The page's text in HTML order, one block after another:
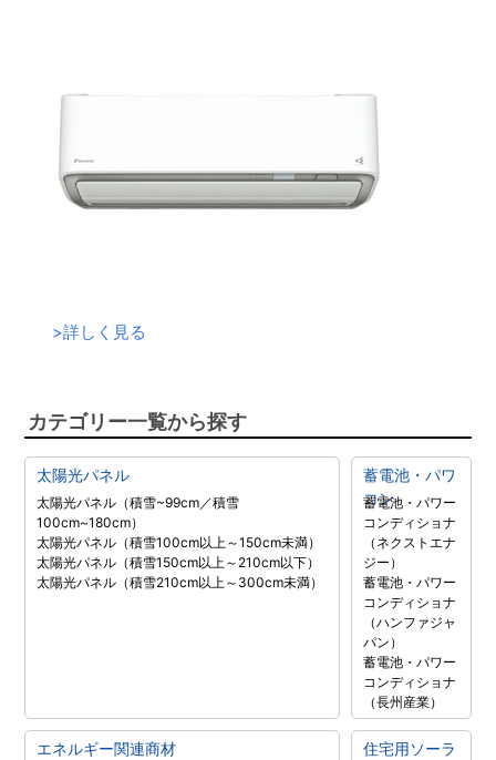
>詳しく見る
カテゴリー一覧から探す
太陽光パネル
太陽光パネル（積雪~99cm／積雪
100cm~180cm）
太陽光パネル（積雪100cm以上～150cm未満）
太陽光パネル（積雪150cm以上～210cm以下）
太陽光パネル（積雪210cm以上～300cm未満）
蓄電池・パワ
コン
蓄電池・パワー
コンディショナ
（ネクストエナ
ジー）
蓄電池・パワー
コンディショナ
（ハンファジャ
パン）
蓄電池・パワー
コンディショナ
（長州産業）
エネルギー関連商材
住宅用ソーラ